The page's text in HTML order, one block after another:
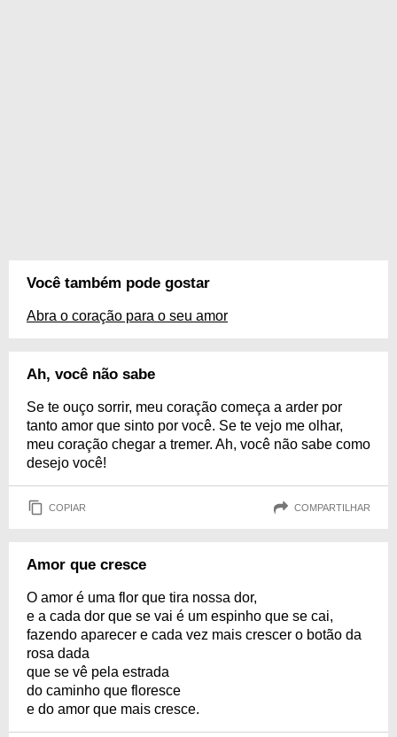
Você também pode gostar
Abra o coração para o seu amor
Ah, você não sabe
Se te ouço sorrir, meu coração começa a arder por
tanto amor que sinto por você. Se te vejo me olhar,
meu coração chegar a tremer. Ah, você não sabe como
desejo você!
COPIAR COMPARTILHAR
Amor que cresce
O amor é uma flor que tira nossa dor,
e a cada dor que se vai é um espinho que se cai,
fazendo aparecer e cada vez mais crescer o botão da
rosa dada
que se vê pela estrada
do caminho que floresce
e do amor que mais cresce.